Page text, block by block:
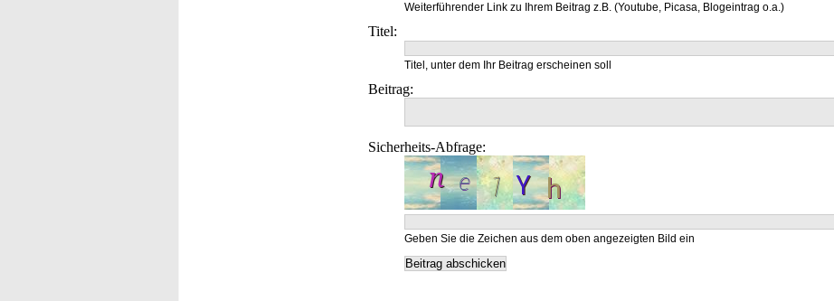
Weiterführender Link zu Ihrem Beitrag z.B. (Youtube, Picasa, Blogeintrag o.a.)
Titel:
Titel, unter dem Ihr Beitrag erscheinen soll
Beitrag:
Sicherheits-Abfrage:
Geben Sie die Zeichen aus dem oben angezeigten Bild ein